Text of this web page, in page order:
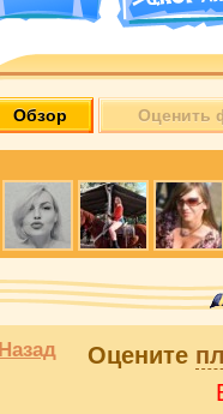
Обзор Оценить
Назад Оцените